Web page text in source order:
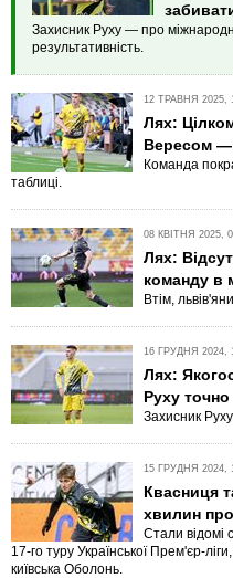
Захисник Руху — про
результативність.
12 ТРАВНЯ 2025,
Лях:
Вересом —
Команда
таблиці.
08 КВІТНЯ 2025,
Лях:
команду в
Втім,
16 ГРУДНЯ 2024,
Лях:
Руху
Захисник
15 ГРУДНЯ 2024,
Квасниця
хвилин
Стали відомі
17-го туру Української Прем'єр-
київська Оболонь.